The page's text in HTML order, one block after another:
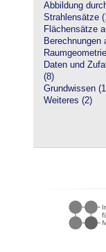
Abbildung
Strahlensätze
Flächensätze
Berechnungen
Daten und
(8)
Grundwissen
Weiteres (2)